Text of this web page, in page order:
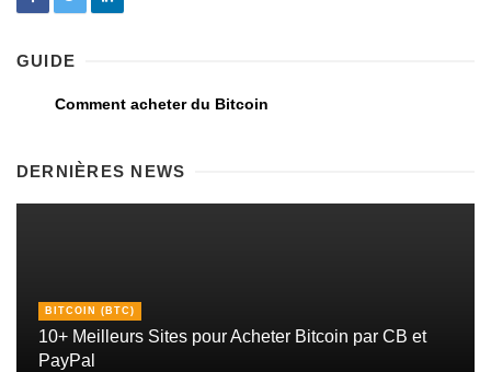
GUIDE
Comment acheter du Bitcoin
DERNIÈRES NEWS
BITCOIN (BTC)
10+ Meilleurs Sites pour Acheter Bitcoin par CB et
PayPal